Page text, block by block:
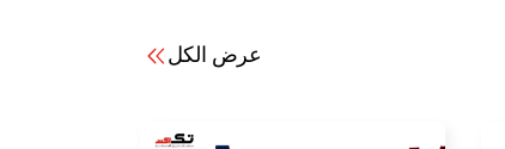
عرض الكل